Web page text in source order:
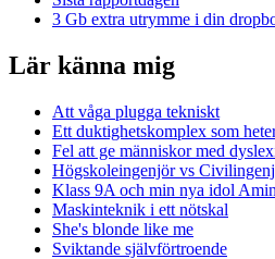
3 Gb extra utrymme i din
Lär känna mig
Att våga plugga tekniskt
Ett duktighetskomplex som
Fel att ge människor med
Högskoleingenjör vs
Klass 9A och min nya idol
Maskinteknik i ett nötskal
She's blonde like me
Sviktande självförtroende